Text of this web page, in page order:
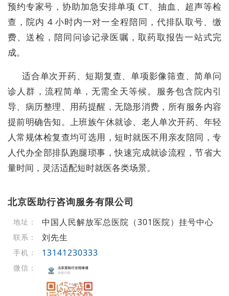
预约专家号，协助加急安排单项 CT、抽血、超声等检
查，院内 4 小时内一对一全程陪同，代排队取号、缴
费、送检，陪同问诊记录医嘱，取药取报告一站式完
成。
适合单次开药、短期复查、单项影像筛查、简单问
诊人群，流程简单，无需全天等候。服务包含院内引
导、病历整理、用药提醒，无隐形消费，所有服务内容
提前明确告知。上班族午休就诊、老人单次开药、年轻
人常规体检复查均可选用，短时就医不用亲友陪同，专
人代办全部排队跑腿琐事，快速完成就诊流程，节省大
量时间，灵活适配短时就医各类场景。
北京医助行咨询服务有限公司
地址： 中国人民解放军总医院（301医院）挂号中心
联系： 刘先生
手机： 13141230333
微信：